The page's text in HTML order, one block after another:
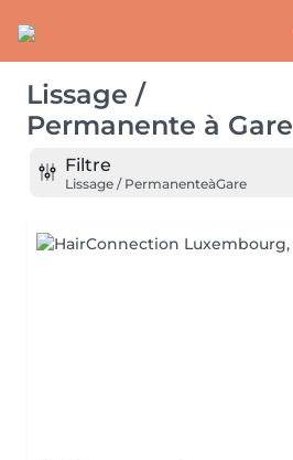
Lissage /
Permanente à Gare
Filtre
Lissage / PermanenteàGare